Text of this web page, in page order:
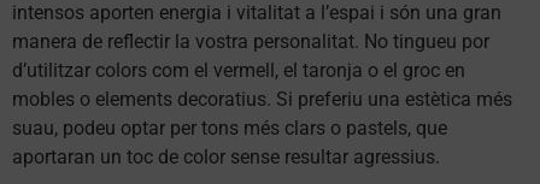
intensos aporten energia i vitalitat a l’espai i són una gran
manera de reflectir la vostra personalitat. No tingueu por
d’utilitzar colors com el vermell, el taronja o el groc en
mobles o elements decoratius. Si preferiu una estètica més
suau, podeu optar per tons més clars o pastels, que
aportaran un toc de color sense resultar agressius.